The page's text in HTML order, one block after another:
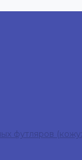
футляров